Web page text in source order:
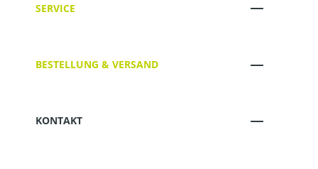
SERVICE
BESTELLUNG & VERSAND
KONTAKT